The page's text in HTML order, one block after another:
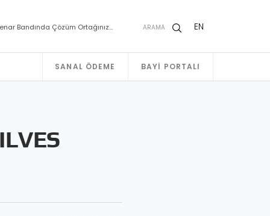
Bandında Çözüm Ortağınız… ARAMA EN
SANAL ÖDEME BAYI PORTALI